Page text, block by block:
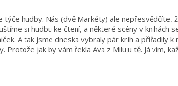
hudby. Nás (dvě Markéty) ale nepřesvědčíte,
si hudbu ke čtení, a některé scény v knihách
A tak jsme dneska vybraly pár knih a přiřadily
Protože jak by vám řekla Ava z Miluju tě. Já vím,